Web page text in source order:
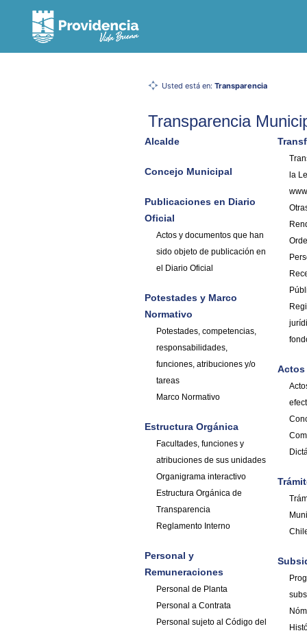
Usted está en: Transparencia
Transparencia
Alcalde
Concejo Municipal
Publicaciones en Diario
Oficial
Actos y documentos que han
sido objeto de publicación en
el Diario Oficial
Potestades y Marco
Normativo
Potestades, competencias,
responsabilidades,
funciones, atribuciones y/o
tareas
Marco Normativo
Estructura Orgánica
Facultades, funciones y
atribuciones de sus unidades
Organigrama interactivo
Estructura Orgánica de
Transparencia
Reglamento Interno
Personal y
Remuneraciones
Personal de Planta
Personal a Contrata
Personal sujeto al Código del
la
Actos